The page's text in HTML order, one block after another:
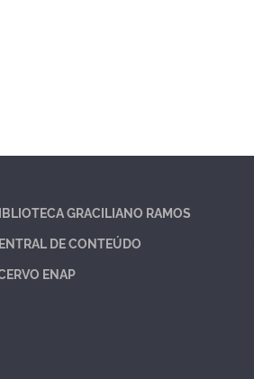
GRACILIANO RAMOS
DE CONTEÚDO
ENAP